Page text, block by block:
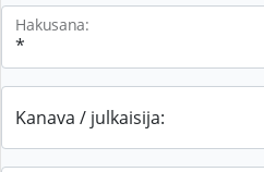
Hakusana:
Kanava / julkaisija: